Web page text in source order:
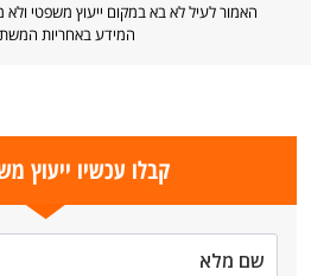
האמור לעיל לא בא במקום ייעוץ משפטי
המידע באחריות
קבלו עכשיו ייעוץ